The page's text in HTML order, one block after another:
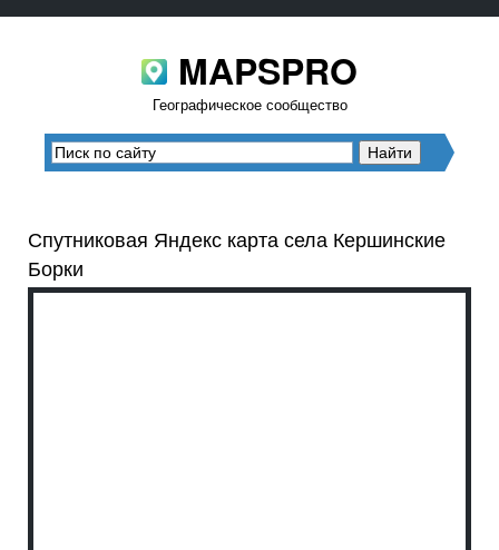
MAPSPRO
Географическое сообщество
Спутниковая Яндекс карта села Кершинские
Борки